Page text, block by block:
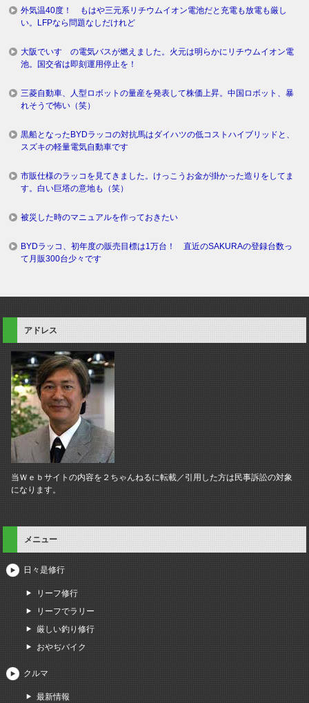
外気温40度！ もはや三元系リチウムイオン電池だと充電も放電も厳し
い。LFPなら問題なしだけれど
大阪でいすゞの電気バスが燃えました。火元は明らかにリチウムイオン電
池。国交省は即刻運用停止を！
三菱自動車、人型ロボットの量産を発表して株価上昇。中国ロボット、暴
れそうで怖い（笑）
黒船となったBYDラッコの対抗馬はダイハツの低コストハイブリッドと、
スズキの軽量電気自動車です
市販仕様のラッコを見てきました。けっこうお金が掛かった造りをしてま
す。白い巨塔の意地も（笑）
被災した時のマニュアルを作っておきたい
BYDラッコ、初年度の販売目標は1万台！ 直近のSAKURAの登録台数っ
て月販300台少々です
アドレス
当Ｗｅｂサイトの内容を２ちゃんねるに転載／引用した方は民事訴訟の対象
になります。
メニュー
日々是修行
リーフ修行
リーフでラリー
厳しい釣り修行
おやぢバイク
クルマ
最新情報